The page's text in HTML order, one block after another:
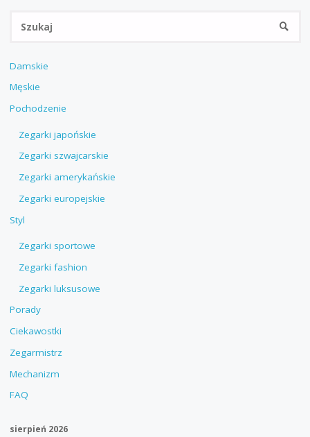
Damskie
Męskie
Pochodzenie
Zegarki japońskie
Zegarki szwajcarskie
Zegarki amerykańskie
Zegarki europejskie
Styl
Zegarki sportowe
Zegarki fashion
Zegarki luksusowe
Porady
Ciekawostki
Zegarmistrz
Mechanizm
FAQ
sierpień 2026